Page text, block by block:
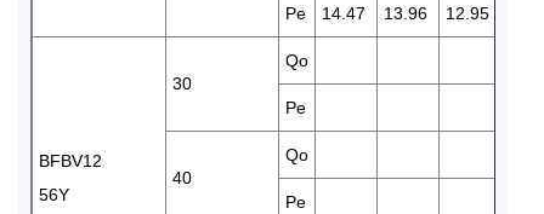
Pe 14.47 13.96 12.95
BFBV12
56Y
30
Qo
Pe
40
Qo
Pe